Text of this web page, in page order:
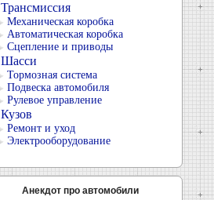
Трансмиссия
Механическая коробка
Автоматическая коробка
Сцепление и приводы
Шасси
Тормозная система
Подвеска автомобиля
Рулевое управление
Кузов
Ремонт и уход
Электрооборудование
Анекдот про автомобили